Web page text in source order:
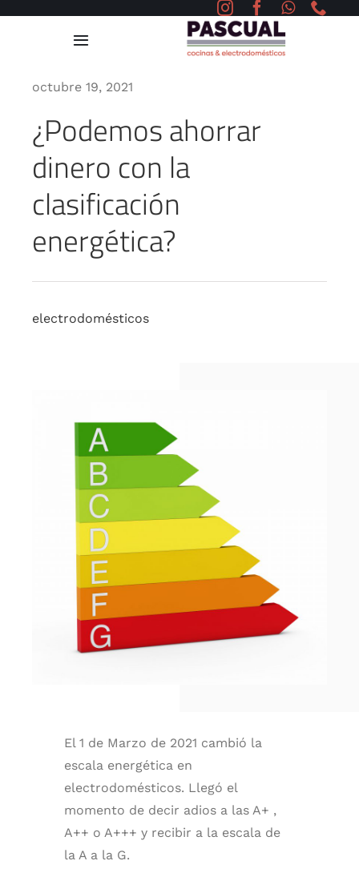
Toggle
Cocinas
Servicios
Blog
octubre 19, 2021
¿Podemos ahorrar
dinero con la
clasificación
energética?
electrodomésticos
El 1 de Marzo de 2021 cambió la
escala energética en
electrodomésticos. Llegó el
momento de decir adios a las A+ ,
A++ o A+++ y recibir a la escala de
la A a la G.